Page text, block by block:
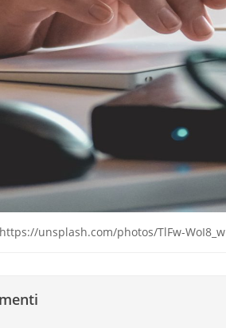
unsplash.com/photos/TlFw-WoI8_w